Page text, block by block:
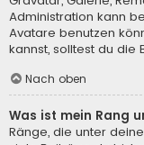
Administration kann
Avatare benutzen
kannst, solltest du die
Nach oben
Was ist mein Rang
Ränge, die unter